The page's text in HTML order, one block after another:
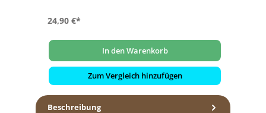
24,90 €*
In den Warenkorb
Zum Vergleich hinzufügen
Beschreibung